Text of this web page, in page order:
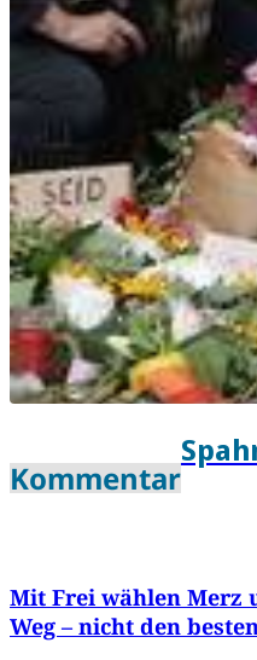
Kommentar
Mit Frei wählen Merz
Weg – nicht den besten